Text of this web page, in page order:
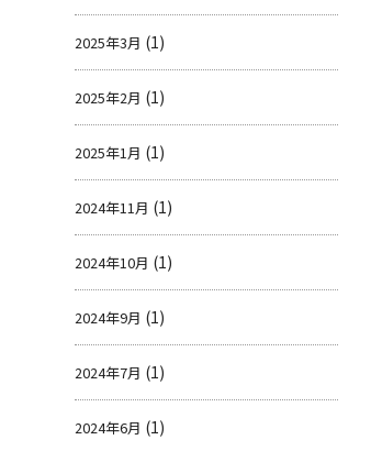
2025年3月 (1)
2025年2月 (1)
2025年1月 (1)
2024年11月 (1)
2024年10月 (1)
2024年9月 (1)
2024年7月 (1)
2024年6月 (1)